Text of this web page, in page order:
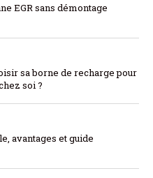
EGR sans démontage
sa borne de recharge pour
soi ?
avantages et guide